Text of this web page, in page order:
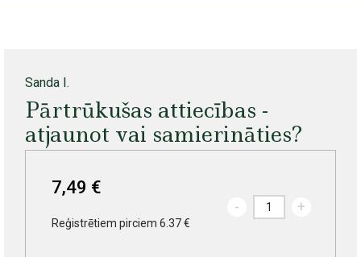
Sanda I.
Pārtrūkušas attiecības -
atjaunot vai samierināties?
7,49 €
Reģistrētiem pirciem 6.37 €
- +